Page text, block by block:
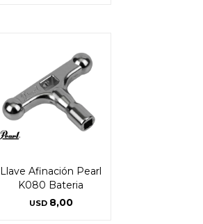
Llave Afinación Pearl
K080 Bateria
USD 8,00